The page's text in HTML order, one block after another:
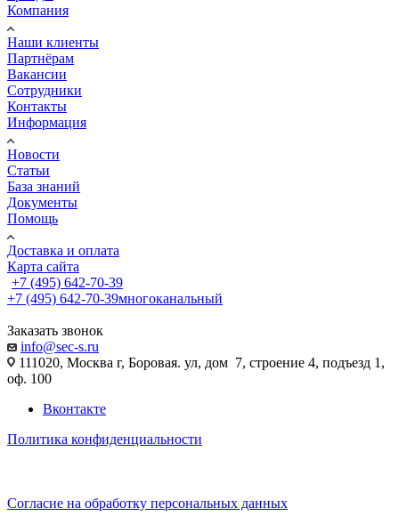
Компания
Наши клиенты
Партнёрам
Вакансии
Сотрудники
Контакты
Информация
Новости
Статьи
База знаний
Документы
Помощь
Доставка и оплата
Карта сайта
+7 (495) 642-70-39
+7 (495) 642-70-39многоканальный
Заказать звонок
info@sec-s.ru
111020, Москва г, Боровая. ул, дом 7, строение 4, подъезд 1,
оф. 100
Вконтакте
Политика конфиденциальности
Согласие на обработку персональных данных